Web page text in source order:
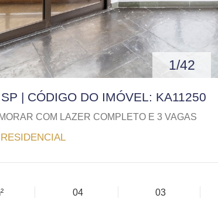
1/42
| CÓDIGO DO IMÓVEL: KA11250
COM LAZER COMPLETO E 3 VAGAS
RESIDENCIAL
04
03